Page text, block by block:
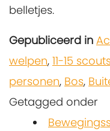
belletjes.
Gepubliceerd in
welpen, 11-15
personen, Bos,
Getagged onder